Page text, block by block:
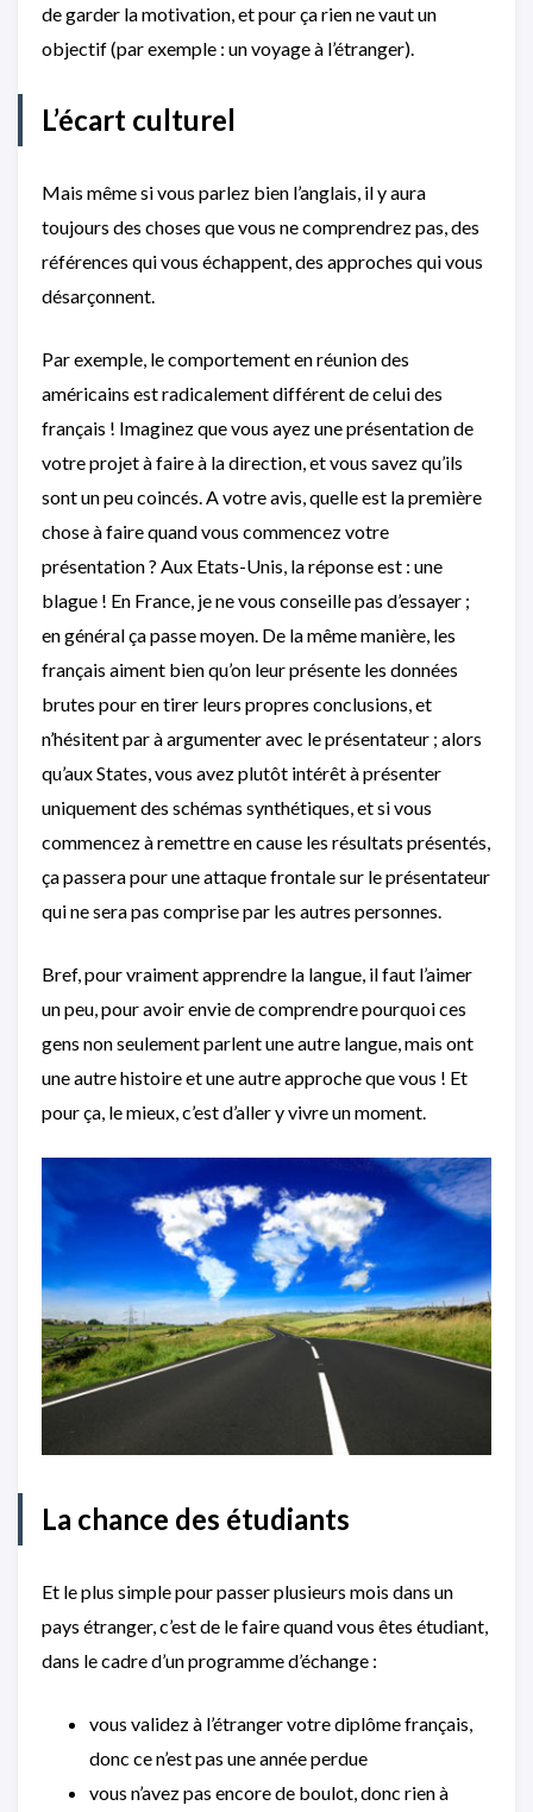
de garder la motivation, et pour ça rien ne vaut un
objectif (par exemple : un voyage à l’étranger).
L’écart culturel
Mais même si vous parlez bien l’anglais, il y aura
toujours des choses que vous ne comprendrez pas, des
références qui vous échappent, des approches qui vous
désarçonnent.
Par exemple, le comportement en réunion des
américains est radicalement différent de celui des
français ! Imaginez que vous ayez une présentation de
votre projet à faire à la direction, et vous savez qu’ils
sont un peu coincés. A votre avis, quelle est la première
chose à faire quand vous commencez votre
présentation ? Aux Etats-Unis, la réponse est : une
blague ! En France, je ne vous conseille pas d’essayer ;
en général ça passe moyen. De la même manière, les
français aiment bien qu’on leur présente les données
brutes pour en tirer leurs propres conclusions, et
n’hésitent par à argumenter avec le présentateur ; alors
qu’aux States, vous avez plutôt intérêt à présenter
uniquement des schémas synthétiques, et si vous
commencez à remettre en cause les résultats présentés,
ça passera pour une attaque frontale sur le présentateur
qui ne sera pas comprise par les autres personnes.
Bref, pour vraiment apprendre la langue, il faut l’aimer
un peu, pour avoir envie de comprendre pourquoi ces
gens non seulement parlent une autre langue, mais ont
une autre histoire et une autre approche que vous ! Et
pour ça, le mieux, c’est d’aller y vivre un moment.
La chance des étudiants
Et le plus simple pour passer plusieurs mois dans un
pays étranger, c’est de le faire quand vous êtes étudiant,
dans le cadre d’un programme d’échange :
vous validez à l’étranger votre diplôme français,
donc ce n’est pas une année perdue
vous n’avez pas encore de boulot, donc rien à